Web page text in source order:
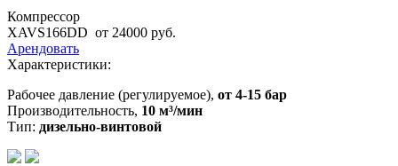
Компрессор
XAVS166DD от 24000 руб.
Арендовать
Характеристики:
Рабочее давление (регулируемое), от 4-15 бар
Производительность, 10 м³/мин
Тип: дизельно-винтовой